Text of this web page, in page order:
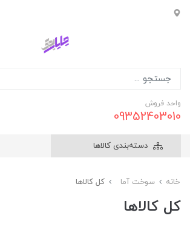
واحد فروش
09352403010
دسته‌بندی کالاها
خانه سوخت آما کل کالاها
کل کالاها